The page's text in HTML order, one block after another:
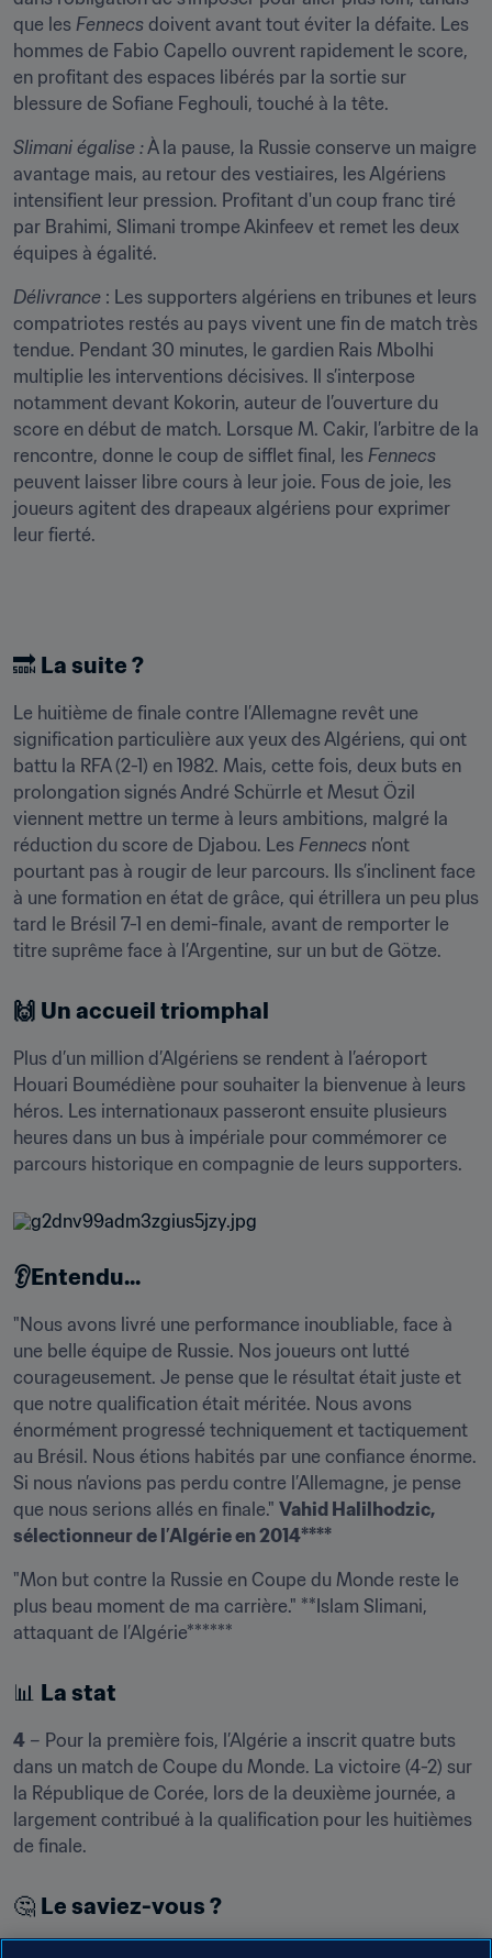
que les Fennecs doivent avant tout éviter la défaite. Les
hommes de Fabio Capello ouvrent rapidement le score,
en profitant des espaces libérés par la sortie sur
blessure de Sofiane Feghouli, touché à la tête.
Slimani égalise : À la pause, la Russie conserve un maigre
avantage mais, au retour des vestiaires, les Algériens
intensifient leur pression. Profitant d'un coup franc tiré
par Brahimi, Slimani trompe Akinfeev et remet les deux
équipes à égalité.
Délivrance : Les supporters algériens en tribunes et leurs
compatriotes restés au pays vivent une fin de match très
tendue. Pendant 30 minutes, le gardien Rais Mbolhi
multiplie les interventions décisives. Il s’interpose
notamment devant Kokorin, auteur de l’ouverture du
score en début de match. Lorsque M. Cakir, l’arbitre de la
rencontre, donne le coup de sifflet final, les Fennecs
peuvent laisser libre cours à leur joie. Fous de joie, les
joueurs agitent des drapeaux algériens pour exprimer
leur fierté.
🔜 La suite ?
Le huitième de finale contre l’Allemagne revêt une
signification particulière aux yeux des Algériens, qui ont
battu la RFA (2-1) en 1982. Mais, cette fois, deux buts en
prolongation signés André Schürrle et Mesut Özil
viennent mettre un terme à leurs ambitions, malgré la
réduction du score de Djabou. Les Fennecs n’ont
pourtant pas à rougir de leur parcours. Ils s’inclinent face
à une formation en état de grâce, qui étrillera un peu plus
tard le Brésil 7-1 en demi-finale, avant de remporter le
titre suprême face à l’Argentine, sur un but de Götze.
🙌 Un accueil triomphal
Plus d’un million d’Algériens se rendent à l’aéroport
Houari Boumédiène pour souhaiter la bienvenue à leurs
héros. Les internationaux passeront ensuite plusieurs
heures dans un bus à impériale pour commémorer ce
parcours historique en compagnie de leurs supporters.
👂Entendu...
"Nous avons livré une performance inoubliable, face à
une belle équipe de Russie. Nos joueurs ont lutté
courageusement. Je pense que le résultat était juste et
que notre qualification était méritée. Nous avons
énormément progressé techniquement et tactiquement
au Brésil. Nous étions habités par une confiance énorme.
Si nous n’avions pas perdu contre l’Allemagne, je pense
que nous serions allés en finale." Vahid Halilhodzic,
sélectionneur de l’Algérie en 2014****
"Mon but contre la Russie en Coupe du Monde reste le
plus beau moment de ma carrière." **Islam Slimani,
attaquant de l’Algérie******
📊 La stat
4 – Pour la première fois, l’Algérie a inscrit quatre buts
dans un match de Coupe du Monde. La victoire (4-2) sur
la République de Corée, lors de la deuxième journée, a
largement contribué à la qualification pour les huitièmes
de finale.
🤔 Le saviez-vous ?